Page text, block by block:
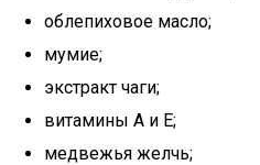
облепиховое масло;
мумие;
экстракт чаги;
витамины А и Е;
медвежья желчь;